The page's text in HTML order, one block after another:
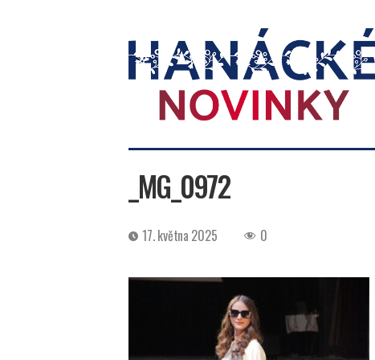
novinky
_MG_0972
Datum
příspěvku
17. května 2025 0